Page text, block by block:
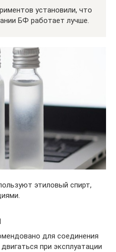
установили, что
БФ работает лучше.
этиловый спирт,
для соединения
при эксплуатации